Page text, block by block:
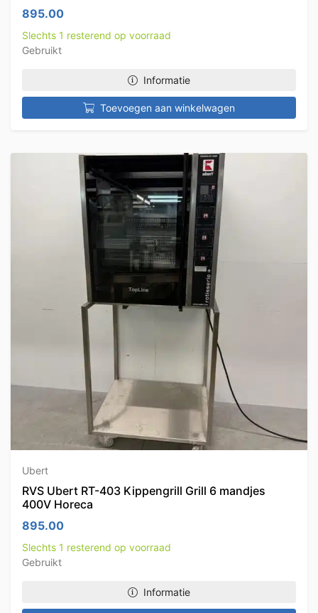
895.00
Slechts 1 resterend op voorraad
Gebruikt
Informatie
Toevoegen aan winkelwagen
Ubert
RVS Ubert RT-403 Kippengrill Grill 6 mandjes
400V Horeca
895.00
Slechts 1 resterend op voorraad
Gebruikt
Informatie